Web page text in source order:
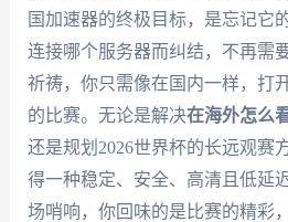
国加速器的终极目标，是忘记它
连接哪个服务器而纠结，不再需
祈祷，你只需像在国内一样，打
的比赛。无论是解决在海外怎么
还是规划2026世界杯的长远观赛
得一种稳定、安全、高清且低延
场哨响，你回味的是比赛的精彩